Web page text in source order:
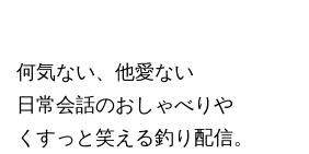
何気ない、他愛ない
日常会話のおしゃべりや
くすっと笑える釣り配信。